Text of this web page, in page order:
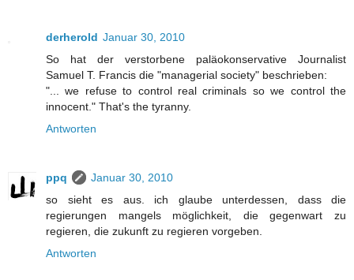
derherold Januar 30, 2010
So hat der verstorbene paläokonservative Journalist
Samuel T. Francis die "managerial society" beschrieben:
"... we refuse to control real criminals so we control the
innocent." That's the tyranny.
Antworten
ppq
Januar 30, 2010
so sieht es aus. ich glaube unterdessen, dass die
regierungen mangels möglichkeit, die gegenwart zu
regieren, die zukunft zu regieren vorgeben.
Antworten